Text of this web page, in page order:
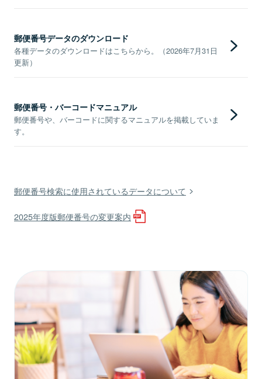
郵便番号データのダウンロード
各種データのダウンロードはこちらから。（2026年7月31日
更新）
郵便番号・バーコードマニュアル
郵便番号や、バーコードに関するマニュアルを掲載していま
す。
郵便番号検索に使用されているデータについて
2025年度版郵便番号の変更案内